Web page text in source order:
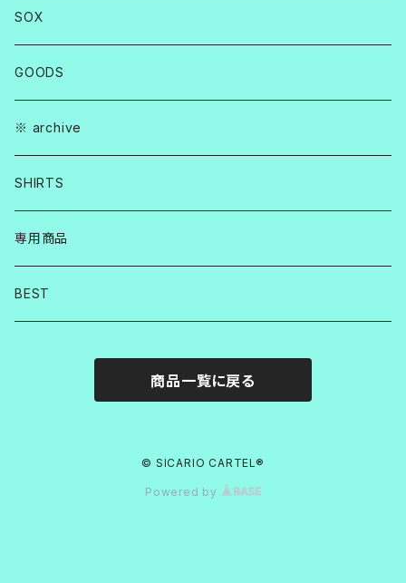
SOX
GOODS
※ archive
SHIRTS
専用商品
BEST
商品一覧に戻る
© SICARIO CARTEL®︎
Powered by